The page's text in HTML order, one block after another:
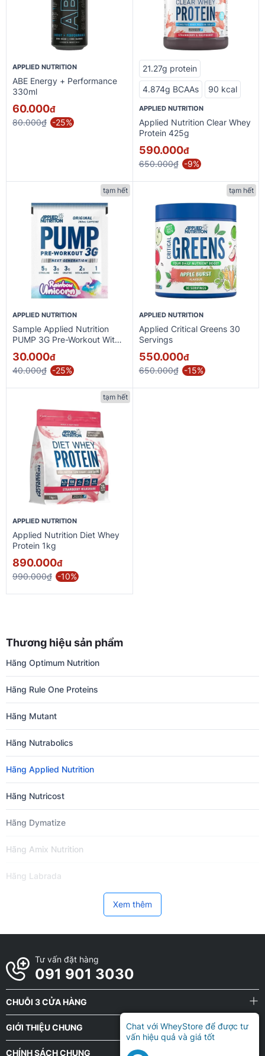
Thương hiệu sản phẩm
Hãng Optimum Nutrition
Hãng Rule One Proteins
Hãng Mutant
Hãng Nutrabolics
Hãng Applied Nutrition
Hãng Nutricost
Hãng Dymatize
Hãng Amix Nutrition
Hãng Labrada
Hãng VitaXtrong
Hãng BiotechUSA
Xem thêm
APPLIED NUTRITION
ABE Energy + Performance
330ml
60.000đ
80.000₫ -25%
21.27g protein
4.874g BCAAs 90 kcal
APPLIED NUTRITION
Applied Nutrition Clear Whey
Protein 425g
590.000đ
650.000₫ -9%
tạm hết
APPLIED NUTRITION
Sample Applied Nutrition
PUMP 3G Pre-Workout With
Caffeine
30.000đ
40.000₫ -25%
tạm hết
APPLIED NUTRITION
Applied Critical Greens 30
Servings
550.000đ
650.000₫ -15%
tạm hết
APPLIED NUTRITION
Applied Nutrition Diet Whey
Protein 1kg
890.000đ
990.000₫ -10%
Tư vấn đặt hàng
091 901 3030
CHUỖI 3 CỬA HÀNG
GIỚI THIỆU CHUNG
CHÍNH SÁCH CHUNG
Chat với WheyStore để được tư
vấn hiệu quả và giá tốt